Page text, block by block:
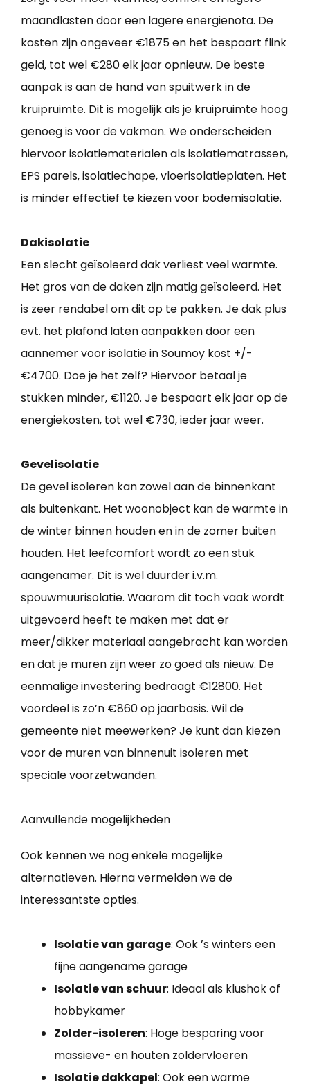
maandlasten door een lagere energienota. De
kosten zijn ongeveer €1875 en het bespaart flink
geld, tot wel €280 elk jaar opnieuw. De beste
aanpak is aan de hand van spuitwerk in de
kruipruimte. Dit is mogelijk als je kruipruimte hoog
genoeg is voor de vakman. We onderscheiden
hiervoor isolatiematerialen als isolatiematrassen,
EPS parels, isolatiechape, vloerisolatieplaten. Het
is minder effectief te kiezen voor bodemisolatie.
Dakisolatie
Een slecht geïsoleerd dak verliest veel warmte.
Het gros van de daken zijn matig geïsoleerd. Het
is zeer rendabel om dit op te pakken. Je dak plus
evt. het plafond laten aanpakken door een
aannemer voor isolatie in Soumoy kost +/-
€4700. Doe je het zelf? Hiervoor betaal je
stukken minder, €1120. Je bespaart elk jaar op de
energiekosten, tot wel €730, ieder jaar weer.
Gevelisolatie
De gevel isoleren kan zowel aan de binnenkant
als buitenkant. Het woonobject kan de warmte in
de winter binnen houden en in de zomer buiten
houden. Het leefcomfort wordt zo een stuk
aangenamer. Dit is wel duurder i.v.m.
spouwmuurisolatie. Waarom dit toch vaak wordt
uitgevoerd heeft te maken met dat er
meer/dikker materiaal aangebracht kan worden
en dat je muren zijn weer zo goed als nieuw. De
eenmalige investering bedraagt €12800. Het
voordeel is zo’n €860 op jaarbasis. Wil de
gemeente niet meewerken? Je kunt dan kiezen
voor de muren van binnenuit isoleren met
speciale voorzetwanden.
Aanvullende mogelijkheden
Ook kennen we nog enkele mogelijke
alternatieven. Hierna vermelden we de
interessantste opties.
Isolatie van garage: Ook ’s winters een
fijne aangename garage
Isolatie van schuur: Ideaal als klushok of
hobbykamer
Zolder-isoleren: Hoge besparing voor
massieve- en houten zoldervloeren
Isolatie dakkapel: Ook een warme